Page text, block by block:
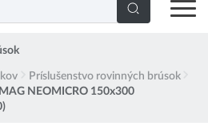
Príslušenstvo rovinných brúsok
NEOMICRO 150x300